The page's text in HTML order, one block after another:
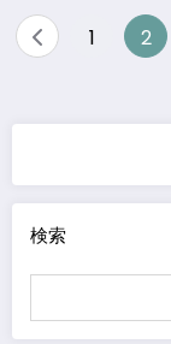
投
ー
ジ
送
り
1 2
検索